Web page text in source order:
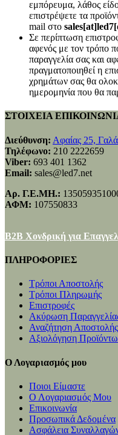
εμπόρευμα, λάθος
επιστρέψετε τα
mail στο
Σε περίπτωση
αφενός με τον τρόπο
παραγγελία σας και
πραγματοποιηθεί η
χρημάτων σας θα
ημερομηνία που θα
ΣΤΟΙΧΕΙΑ
Διεύθυνση: Αφαίας 25,
Τηλέφωνο: 210 2222659
Viber: 693 401 1362
Email: sales@led7.net
Αρ. Γ.Ε.ΜΗ.:
ΑΦΜ: 107550833
B2B Χονδρική για
ΠΛΗΡΟΦΟΡΙΕΣ
Τρόποι Αποστολής
Τρόποι Πληρωμής
Επιστροφές
Ακύρωση
Αναζήτηση Αποστολής
Αξιολόγηση
Ο Λογαριασμός μου
Ποιοι Είμαστε
Ο Λογαριασμός Μου
Επικοινωνία
Προσωπικά Δεδομένα
Ασφάλεια